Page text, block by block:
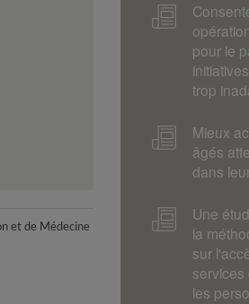
et de Médecine
pour le
trop
Mieux
âgés
dans
Une
la
sur
les